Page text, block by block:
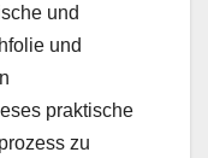
und
und
praktische
zu